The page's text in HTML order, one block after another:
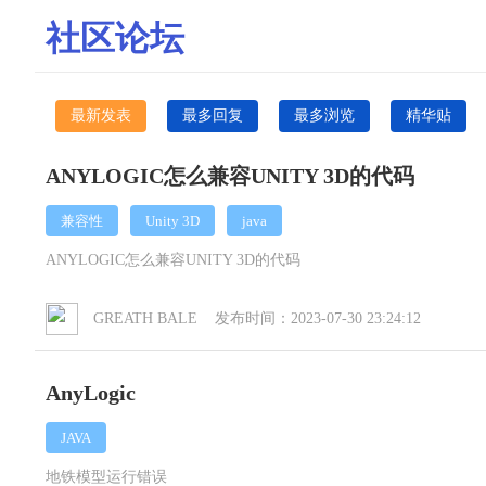
社区论坛
最新发表 最多回复 最多浏览 精华贴
ANYLOGIC怎么兼容UNITY 3D的代码
兼容性 Unity 3D java
ANYLOGIC怎么兼容UNITY 3D的代码
GREATH BALE 发布时间：2023-07-30 23:24:12
AnyLogic
JAVA
地铁模型运行错误